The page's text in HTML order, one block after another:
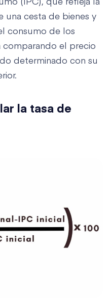
(IPC), que refleja la
una cesta de bienes y
consumo de los
comparando el precio
determinado con su
la tasa de